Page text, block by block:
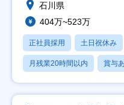
石川県
404万~523万
正社員採用 土日祝休み
月残業20時間以内 賞与